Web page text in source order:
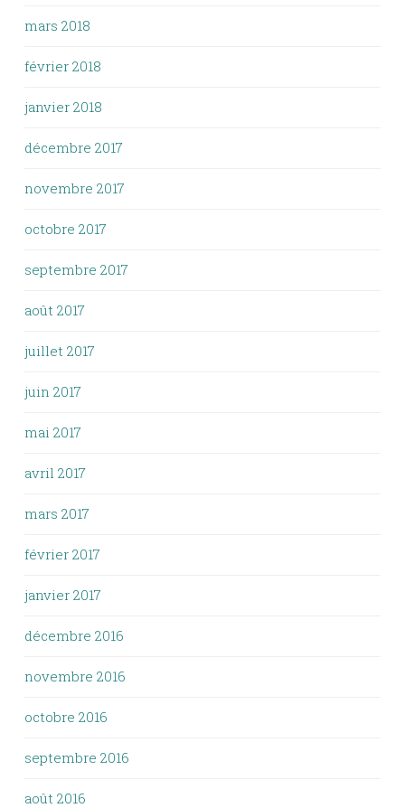
mars 2018
février 2018
janvier 2018
décembre 2017
novembre 2017
octobre 2017
septembre 2017
août 2017
juillet 2017
juin 2017
mai 2017
avril 2017
mars 2017
février 2017
janvier 2017
décembre 2016
novembre 2016
octobre 2016
septembre 2016
août 2016